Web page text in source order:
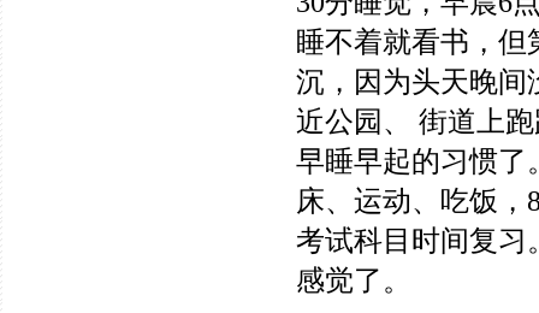
睡不着就看书，但
沉，因为头天晚间
近公园、 街道上
早睡早起的习惯了
床、运动、吃饭
考试科目时间复习
感觉了。